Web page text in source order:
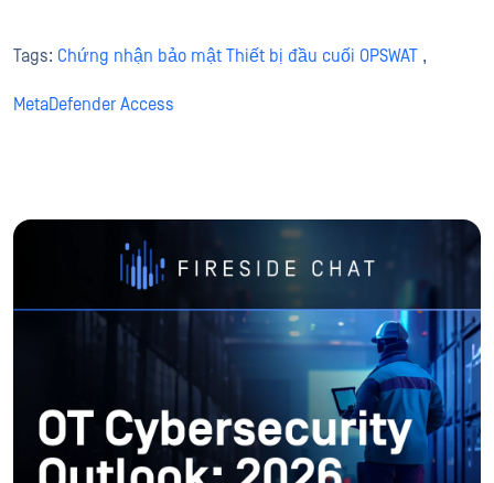
Tags: Chứng nhận bảo mật Thiết bị đầu cuối OPSWAT ,
MetaDefender Access